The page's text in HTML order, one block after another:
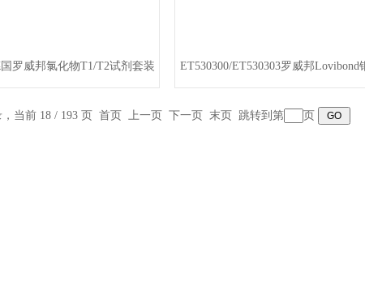
罗威邦氯化物T1/T2试剂套装 ET530300/ET530303罗威邦Lovibond
当前 18 / 193 页 首页 上一页 下一页 末页 跳转到第 页